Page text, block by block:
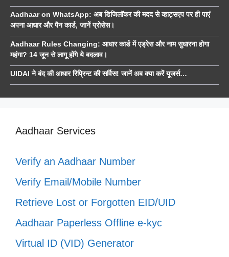
Aadhaar on WhatsApp: अब डिजिलॉकर की मदद से व्हाट्सएप पर ही पाएं
अपना आधार और पैन कार्ड, जानें प्रोसेस।
Aadhaar Rules Changing: आधार कार्ड में एड्रेस और नाम सुधारना होगा
महंगा? 14 जून से लागू होंगे ये बदलाव।
UIDAI ने बंद की आधार रिप्रिन्ट की सर्विस! जानें अब क्या करें यूजर्स…
Aadhaar Services
Verify an Aadhaar Number
Verify Email/Mobile Number
Retrieve Lost or Forgotten EID/UID
Aadhaar Paperless Offline e-kyc
Virtual ID (VID) Generator